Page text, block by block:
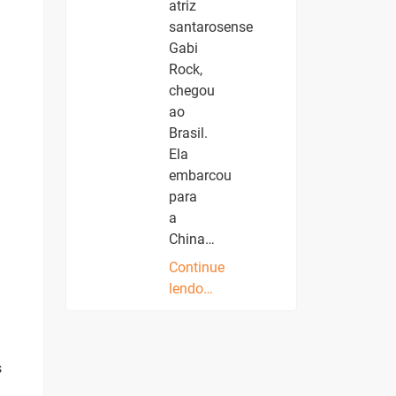
atriz
santarosense
Gabi
Rock,
chegou
ao
Brasil.
Ela
embarcou
para
a
China…
Continue
lendo…